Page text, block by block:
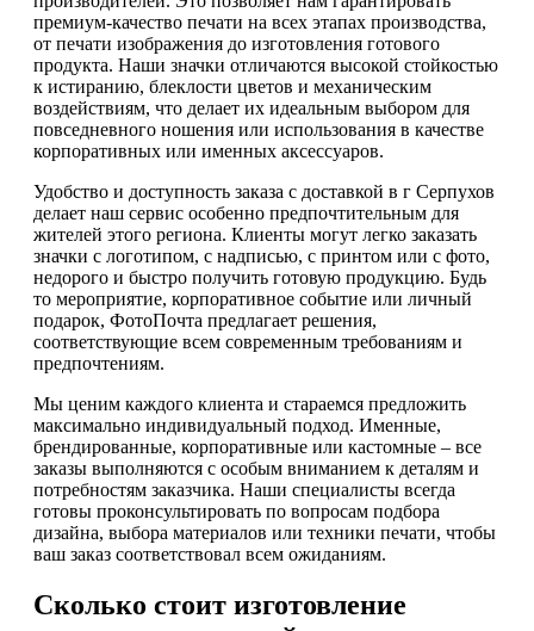
премиум-качество печати на всех этапах производства,
от печати изображения до изготовления готового
продукта. Наши значки отличаются высокой стойкостью
к истиранию, блеклости цветов и механическим
воздействиям, что делает их идеальным выбором для
повседневного ношения или использования в качестве
корпоративных или именных аксессуаров.
Удобство и доступность заказа с доставкой в г Серпухов
делает наш сервис особенно предпочтительным для
жителей этого региона. Клиенты могут легко заказать
значки с логотипом, с надписью, с принтом или с фото,
недорого и быстро получить готовую продукцию. Будь
то мероприятие, корпоративное событие или личный
подарок, ФотоПочта предлагает решения,
соответствующие всем современным требованиям и
предпочтениям.
Мы ценим каждого клиента и стараемся предложить
максимально индивидуальный подход. Именные,
брендированные, корпоративные или кастомные – все
заказы выполняются с особым вниманием к деталям и
потребностям заказчика. Наши специалисты всегда
готовы проконсультировать по вопросам подбора
дизайна, выбора материалов или техники печати, чтобы
ваш заказ соответствовал всем ожиданиям.
Сколько стоит изготовление